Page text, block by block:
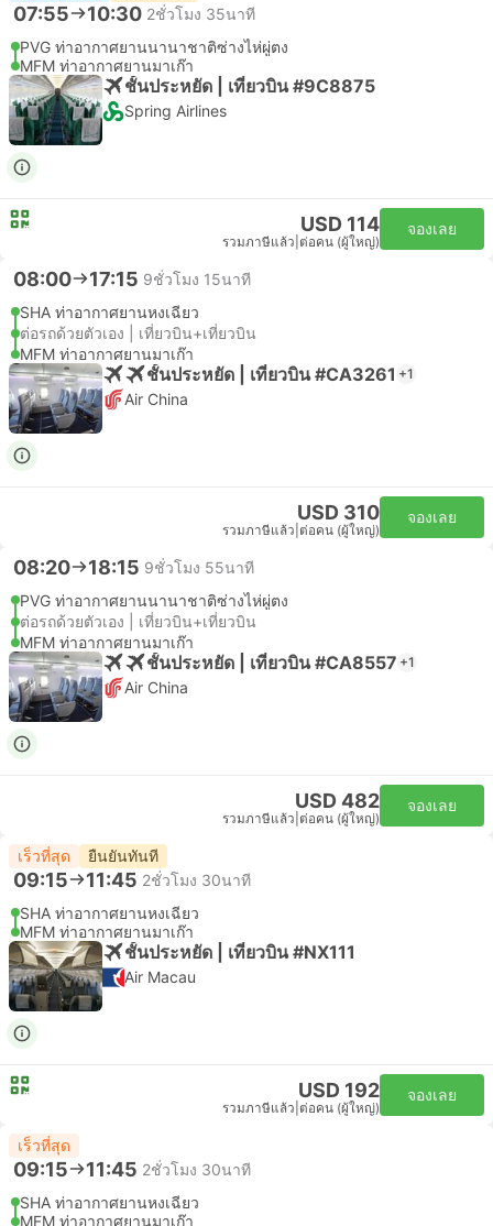
07:55 10:30 2ชั่วโมง 35นาที
PVG ท่าอากาศยานนานาชาติซ่างไห่ผู่ตง
MFM ท่าอากาศยานมาเก๊า
ชั้นประหยัด | เที่ยวบิน #9C8875
Spring Airlines
USD 114
รวมภาษีแล้ว ต่อคน (ผู้ใหญ่)
จองเลย
08:00 17:15 9ชั่วโมง 15นาที
SHA ท่าอากาศยานหงเฉียว
ต่อรถด้วยตัวเอง | เที่ยวบิน+เที่ยวบิน
MFM ท่าอากาศยานมาเก๊า
ชั้นประหยัด | เที่ยวบิน #CA3261 +1
Air China
USD 310
รวมภาษีแล้ว ต่อคน (ผู้ใหญ่)
จองเลย
08:20 18:15 9ชั่วโมง 55นาที
PVG ท่าอากาศยานนานาชาติซ่างไห่ผู่ตง
ต่อรถด้วยตัวเอง | เที่ยวบิน+เที่ยวบิน
MFM ท่าอากาศยานมาเก๊า
ชั้นประหยัด | เที่ยวบิน #CA8557 +1
Air China
USD 482
รวมภาษีแล้ว ต่อคน (ผู้ใหญ่)
จองเลย
เร็วที่สุด ยืนยันทันที
09:15 11:45 2ชั่วโมง 30นาที
SHA ท่าอากาศยานหงเฉียว
MFM ท่าอากาศยานมาเก๊า
ชั้นประหยัด | เที่ยวบิน #NX111
Air Macau
USD 192
รวมภาษีแล้ว ต่อคน (ผู้ใหญ่)
จองเลย
เร็วที่สุด
09:15 11:45 2ชั่วโมง 30นาที
SHA ท่าอากาศยานหงเฉียว
MFM ท่าอากาศยานมาเก๊า